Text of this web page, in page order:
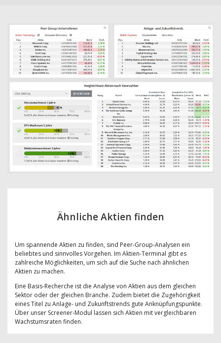
Ähnliche Aktien finden
Um spannende Aktien zu finden, sind Peer-Group-Analysen ein
beliebtes und sinnvolles Vorgehen. Im Aktien-Terminal gibt es
zahlreiche Möglichkeiten, um sich auf die Suche nach ähnlichen
Aktien zu machen.
Eine Basis-Recherche ist die Analyse von Aktien aus dem gleichen
Sektor oder der gleichen Branche. Zudem bietet die Zugehörigkeit
eines Titel zu Anlage- und Zukunftstrends gute Anknüpfungspunkte.
Über unser Screener-Modul lassen sich Aktien mit vergleichbaren
Wachstumsraten finden.